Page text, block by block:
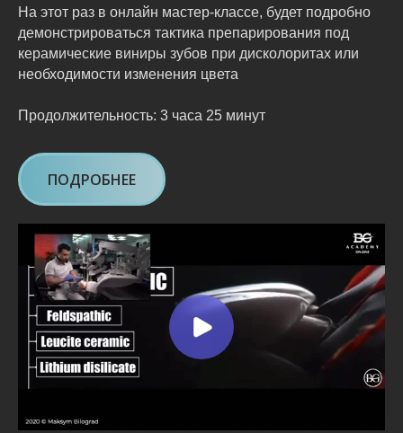
На этот раз в онлайн мастер-классе, будет подробно
демонстрироваться тактика препарирования под
керамические виниры зубов при дисколоритах или
необходимости изменения цвета
Продолжительность: 3 часа 25 минут
ПОДРОБНЕЕ